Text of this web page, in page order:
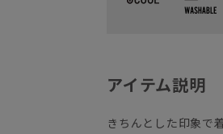
アイテム説明
きちんとした印象で